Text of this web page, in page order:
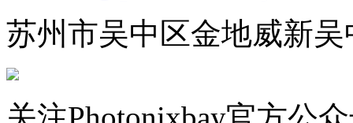
苏州市吴中区金地威新